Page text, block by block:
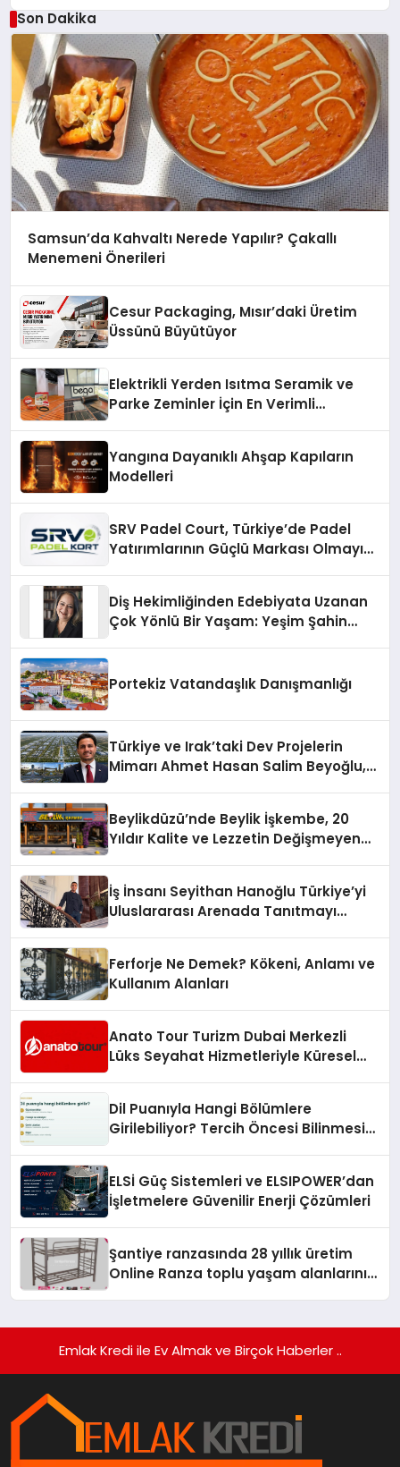
Son Dakika
Samsun’da Kahvaltı Nerede Yapılır? Çakallı
Menemeni Önerileri
Cesur Packaging, Mısır’daki Üretim
Üssünü Büyütüyor
Elektrikli Yerden Isıtma Seramik ve
Parke Zeminler İçin En Verimli
Yangına Dayanıklı Ahşap Kapıların
Modelleri
SRV Padel Court, Türkiye’de Padel
Yatırımlarının Güçlü Markası Olmayı
Diş Hekimliğinden Edebiyata Uzanan
Çok Yönlü Bir Yaşam: Yeşim Şahin
Portekiz Vatandaşlık Danışmanlığı
Türkiye ve Irak’taki Dev Projelerin
Mimarı Ahmet Hasan Salim Beyoğlu,
Hayata Geçirecek
Beylikdüzü’nde Beylik İşkembe, 20
Yıldır Kalite ve Lezzetin Değişmeyen
İş İnsanı Seyithan Hanoğlu Türkiye’yi
Uluslararası Arenada Tanıtmayı
Ferforje Ne Demek? Kökeni, Anlamı ve
Kullanım Alanları
Anato Tour Turizm Dubai Merkezli
Lüks Seyahat Hizmetleriyle Küresel
Dil Puanıyla Hangi Bölümlere
Girilebiliyor? Tercih Öncesi Bilinmesi
ELSİ Güç Sistemleri ve ELSIPOWER’dan
İşletmelere Güvenilir Enerji Çözümleri
Şantiye ranzasında 28 yıllık üretim
Online Ranza toplu yaşam alanlarını
Emlak Kredi ile Ev Almak ve Birçok Haberler ..